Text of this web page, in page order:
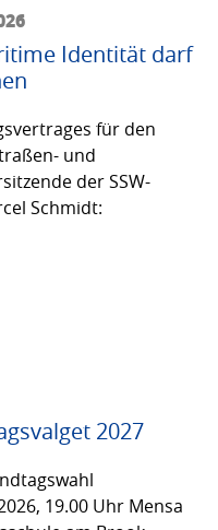
Identität darf
für den
und
der SSW-
Schmidt:
2027
19.00 Uhr Mensa